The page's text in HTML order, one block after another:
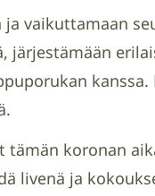
ja vaikuttamaan
järjestämään
kanssa.
tämän koronan
livenä ja